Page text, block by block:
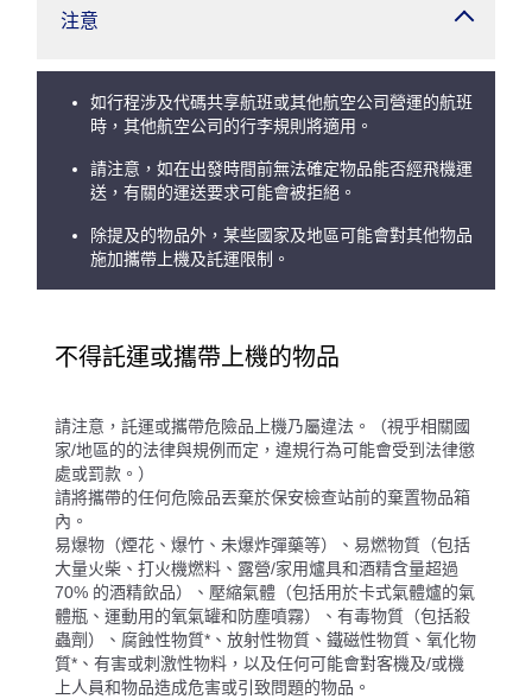
注意
如行程涉及代碼共享航班或其他航空公司營運的航班
時，其他航空公司的行李規則將適用。
請注意，如在出發時間前無法確定物品能否經飛機運
送，有關的運送要求可能會被拒絕。
除提及的物品外，某些國家及地區可能會對其他物品
施加攜帶上機及託運限制。
不得託運或攜帶上機的物品
請注意，託運或攜帶危險品上機乃屬違法。（視乎相關國
家/地區的的法律與規例而定，違規行為可能會受到法律懲
處或罰款。）
請將攜帶的任何危險品丟棄於保安檢查站前的棄置物品箱
內。
易爆物（煙花、爆竹、未爆炸彈藥等）、易燃物質（包括
大量火柴、打火機燃料、露營/家用爐具和酒精含量超過
70% 的酒精飲品）、壓縮氣體（包括用於卡式氣體爐的氣
體瓶、運動用的氧氣罐和防塵噴霧）、有毒物質（包括殺
蟲劑）、腐蝕性物質*、放射性物質、鐵磁性物質、氧化物
質*、有害或刺激性物料，以及任何可能會對客機及/或機
上人員和物品造成危害或引致問題的物品。